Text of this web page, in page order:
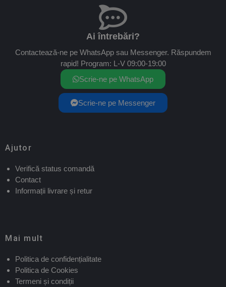
Ai întrebări?
Contactează-ne pe WhatsApp sau Messenger. Răspundem
rapid! Program: L-V 09:00-19:00
Scrie-ne pe WhatsApp
Scrie-ne pe Messenger
Ajutor
Verifică status comandă
Contact
Informații livrare și retur
Mai mult
Politica de confidențialitate
Politica de Cookies
Termeni și condiții